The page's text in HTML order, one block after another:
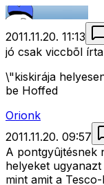
2011.11.20. 11:13
jó csak viccbõl
\"kiskirája
be Hoffed
Orionk
2011.11.20. 09:57
A pontgyûjtésnek
helyeket
mint amit a